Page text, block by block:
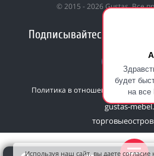
будет
на
© 2015 - 2026 Gustas. Все
Подписывайтесь на нас в
Политика в отношении
gustas-
Используя наш сайт, вы даете